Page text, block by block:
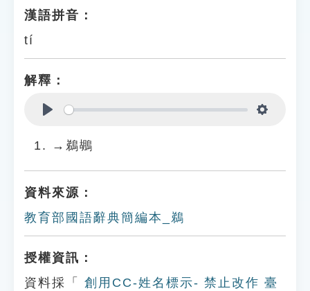
漢語拼音：
tí
解釋：
→鵜鶘
資料來源：
教育部國語辭典簡編本_鵜
授權資訊：
資料採「
創用CC-姓名標示- 禁止改作 臺